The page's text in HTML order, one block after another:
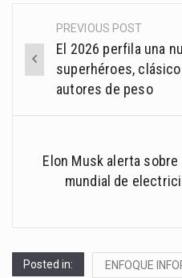
Post
navigation
PREVIOUS POST
El 2026 perfila una
superhéroes,
autores de peso
Elon Musk alerta
mundial de
Posted in: ENFOQUE